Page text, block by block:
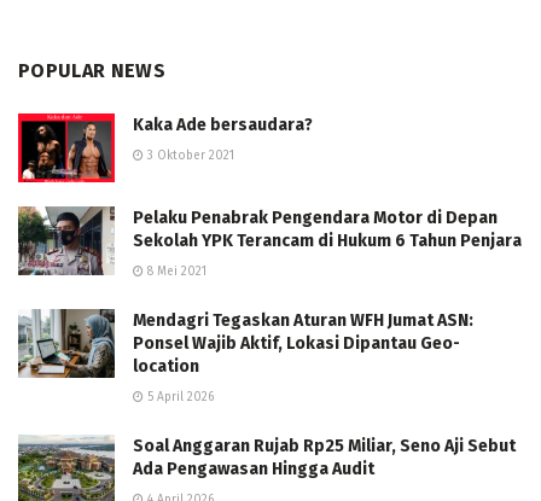
POPULAR NEWS
Kaka Ade bersaudara?
3 Oktober 2021
Pelaku Penabrak Pengendara Motor di Depan
Sekolah YPK Terancam di Hukum 6 Tahun Penjara
8 Mei 2021
Mendagri Tegaskan Aturan WFH Jumat ASN:
Ponsel Wajib Aktif, Lokasi Dipantau Geo-
location
5 April 2026
Soal Anggaran Rujab Rp25 Miliar, Seno Aji Sebut
Ada Pengawasan Hingga Audit